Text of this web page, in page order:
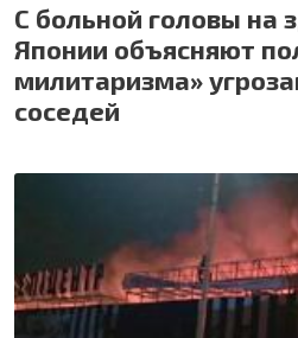
С больной головы на
Японии объясняют
милитаризма»
соседей